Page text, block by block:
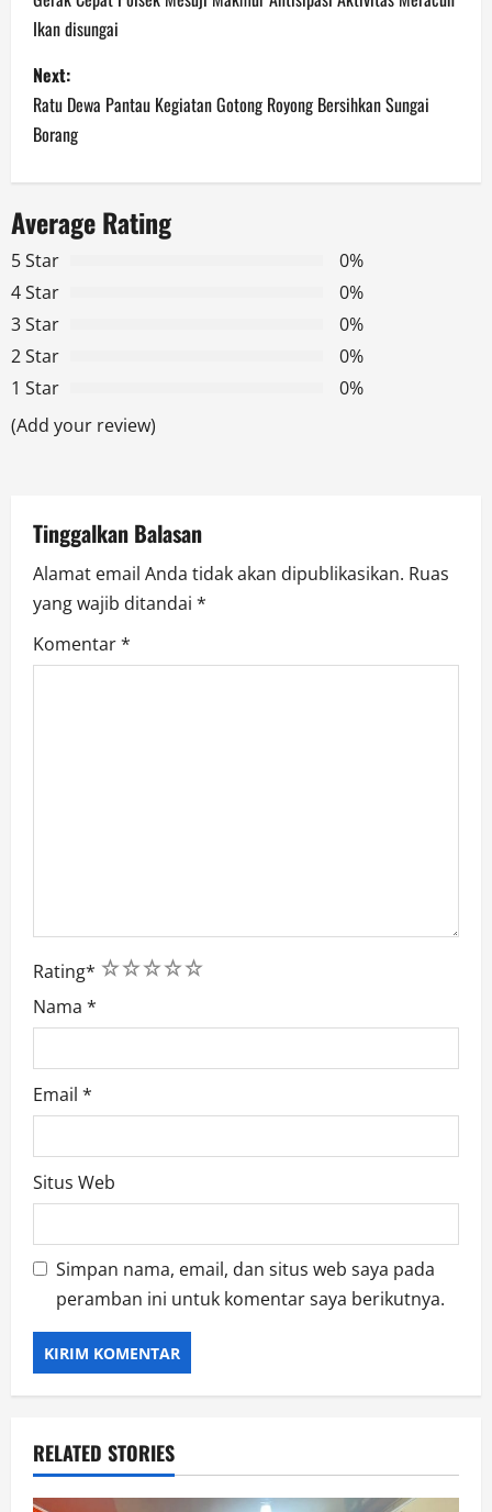
s
t
n
a
v
i
g
a
t
o
n
Ikan disungai
Next:
Ratu Dewa Pantau Kegiatan Gotong Royong Bersihkan Sungai
Borang
Average Rating
5 Star
0%
4 Star
0%
3 Star
0%
2 Star
0%
1 Star
0%
(Add your review)
Tinggalkan Balasan
Alamat email Anda tidak akan dipublikasikan. Ruas
yang wajib ditandai *
Komentar*
Rating* 5
4
3
2
1
Nama *
Email *
Situs Web
Simpan nama, email, dan situs web saya pada
peramban ini untuk komentar saya berikutnya.
RELATED STORIES